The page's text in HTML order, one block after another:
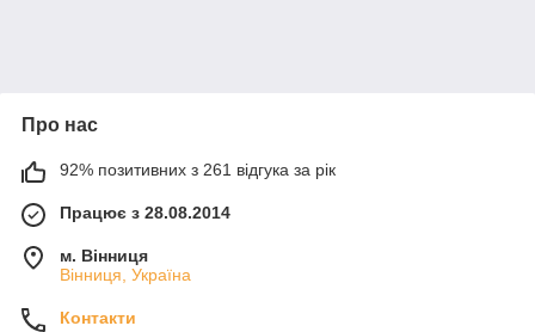
Про нас
92% позитивних з 261 відгука за рік
Працює з 28.08.2014
м. Вінниця
Вінниця, Україна
Контакти